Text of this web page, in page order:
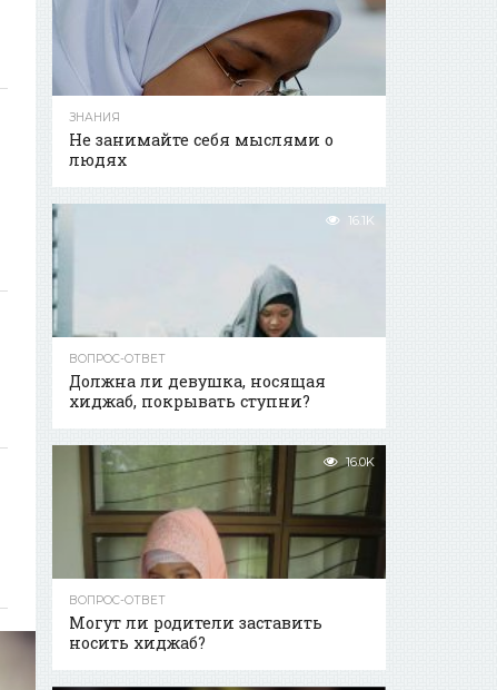
ЗНАНИЯ
Не занимайте себя мыслями о
людях
16.1K
ВОПРОС-ОТВЕТ
Должна ли девушка, носящая
хиджаб, покрывать ступни?
16.0K
ВОПРОС-ОТВЕТ
Могут ли родители заставить
носить хиджаб?